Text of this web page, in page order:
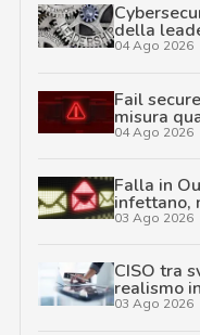
della
04 Ago 2026
Fail
misura
04 Ago 2026
Falla in
infettano,
03 Ago 2026
CISO tra
realismo
03 Ago 2026